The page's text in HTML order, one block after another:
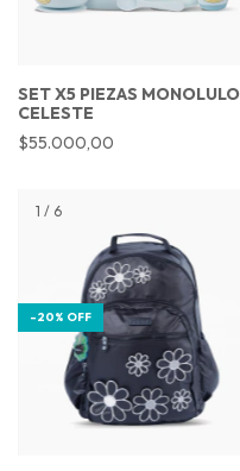
SET X5 PIEZAS MONOLULO
CELESTE
$55.000,00
1 / 6
-20% OFF